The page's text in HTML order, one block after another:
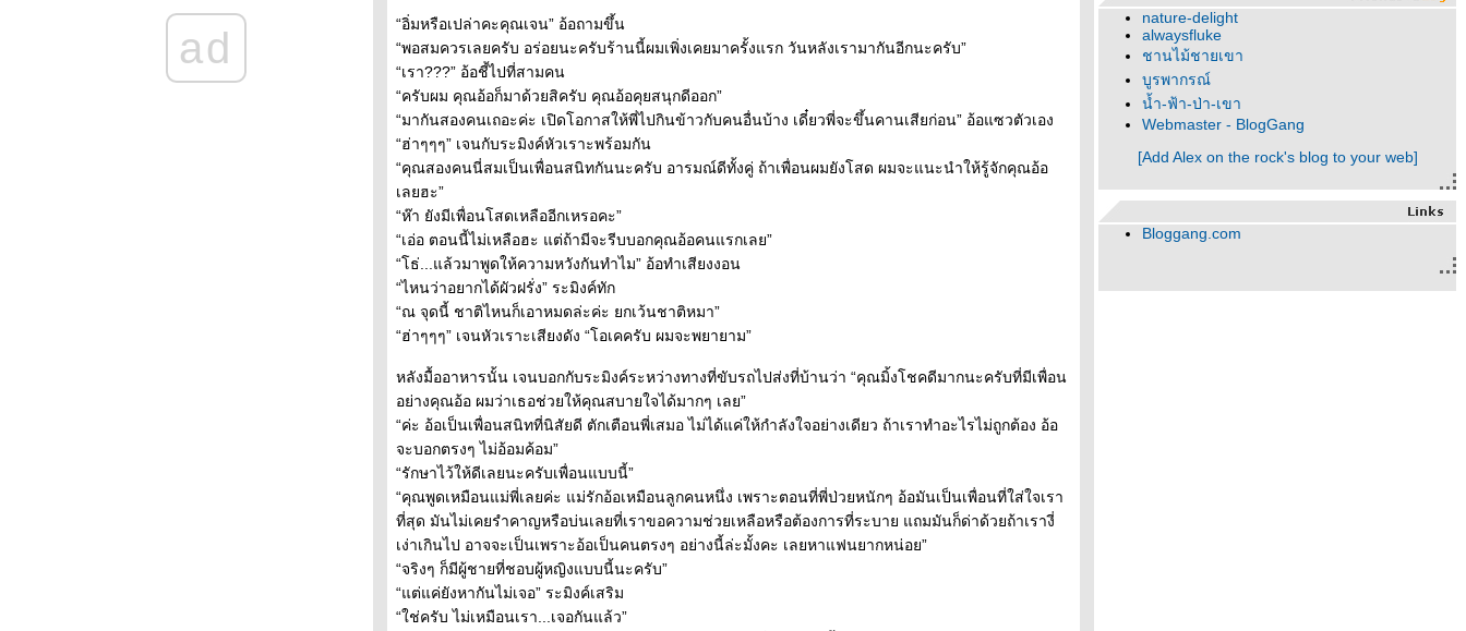
เธอทำให้ฉันเห็นวันพรุ่งนี้ ตอนที่ 19
เธอทำให้ฉันเห็นวันพรุ่งนี้ ตอนที่ 18
เธอทำให้ฉันเห็นวันพรุ่งนี้ ตอนที่ 17
เธอทำให้ฉันเห็นวันพรุ่งนี้ ตอนที่ 16
ad
“อิ่มหรือเปล่าคะคุณเจน” อ้อถามขึ้น
“พอสมควรเลยครับ อร่อยนะครับร้านนี้ผมเพิ่งเคยมาครั้งแรก วันหลังเรามากันอีกนะครับ”
“เรา???” อ้อชี้ไปที่สามคน
“ครับผม คุณอ้อก็มาด้วยสิครับ คุณอ้อคุยสนุกดีออก”
“มากันสองคนเถอะค่ะ เปิดโอกาสให้พี่ไปกินข้าวกับคนอื่นบ้าง เดี๋ยวพี่จะขึ้นคานเสียก่อน” อ้อแซวตัวเอง
“ฮ่าๆๆๆ” เจนกับระมิงค์หัวเราะพร้อมกัน
“คุณสองคนนี่สมเป็นเพื่อนสนิทกันนะครับ อารมณ์ดีทั้งคู่ ถ้าเพื่อนผมยังโสด ผมจะแนะนำให้รู้จักคุณอ้อ
เลยฮะ”
“ห๊า ยังมีเพื่อนโสดเหลืออีกเหรอคะ”
“เอ่อ ตอนนี้ไม่เหลือฮะ แต่ถ้ามีจะรีบบอกคุณอ้อคนแรกเลย”
“โธ่...แล้วมาพูดให้ความหวังกันทำไม” อ้อทำเสียงงอน
“ไหนว่าอยากได้ผัวฝรั่ง” ระมิงค์ทัก
“ณ จุดนี้ ชาติไหนก็เอาหมดล่ะค่ะ ยกเว้นชาติหมา”
“ฮ่าๆๆๆ” เจนหัวเราะเสียงดัง “โอเคครับ ผมจะพยายาม”
หลังมื้ออาหารนั้น เจนบอกกับระมิงค์ระหว่างทางที่ขับรถไปส่งที่บ้านว่า “คุณมิ้งโชคดีมากนะครับที่มีเพื่อน
อย่างคุณอ้อ ผมว่าเธอช่วยให้คุณสบายใจได้มากๆ เลย”
“ค่ะ อ้อเป็นเพื่อนสนิทที่นิสัยดี ตักเตือนพี่เสมอ ไม่ได้แค่ให้กำลังใจอย่างเดียว ถ้าเราทำอะไรไม่ถูกต้อง อ้อ
จะบอกตรงๆ ไม่อ้อมค้อม”
“รักษาไว้ให้ดีเลยนะครับเพื่อนแบบนี้”
“คุณพูดเหมือนแม่พี่เลยค่ะ แม่รักอ้อเหมือนลูกคนหนึ่ง เพราะตอนที่พี่ป่วยหนักๆ อ้อมันเป็นเพื่อนที่ใส่ใจเรา
ที่สุด มันไม่เคยรำคาญหรือบ่นเลยที่เราขอความช่วยเหลือหรือต้องการที่ระบาย แถมมันก็ด่าด้วยถ้าเรางี่
เง่าเกินไป อาจจะเป็นเพราะอ้อเป็นคนตรงๆ อย่างนี้ล่ะมั้งคะ เลยหาแฟนยากหน่อย”
“จริงๆ ก็มีผู้ชายที่ชอบผู้หญิงแบบนี้นะครับ”
“แต่แค่ยังหากันไม่เจอ” ระมิงค์เสริม
“ใช่ครับ ไม่เหมือนเรา...เจอกันแล้ว”
nature-delight
alwaysfluke
ชานไม้ชายเขา
บูรพากรณ์
น้ำ-ฟ้า-ป่า-เขา
Webmaster - BlogGang
[Add Alex on the rock's blog to your web]
Bloggang.com